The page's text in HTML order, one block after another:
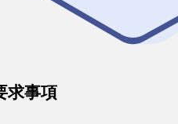
求事項